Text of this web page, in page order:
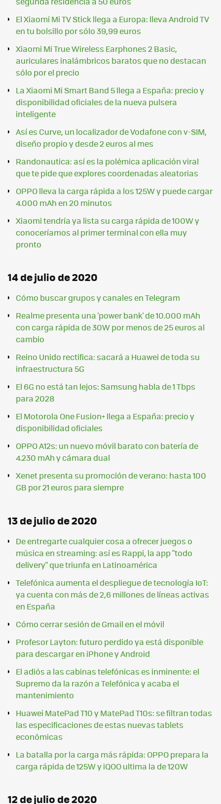
El Xiaomi Mi TV Stick llega a Europa: lleva Android TV
en tu bolsillo por sólo 39,99 euros
Xiaomi Mi True Wireless Earphones 2 Basic,
auriculares inalámbricos baratos que no destacan
sólo por el precio
La Xiaomi Mi Smart Band 5 llega a España: precio y
disponibilidad oficiales de la nueva pulsera
inteligente
Así es Curve, un localizador de Vodafone con v-SIM,
diseño propio y desde 2 euros al mes
Randonautica: así es la polémica aplicación viral
que te pide que explores coordenadas aleatorias
OPPO lleva la carga rápida a los 125W y puede cargar
4.000 mAh en 20 minutos
Xiaomi tendría ya lista su carga rápida de 100W y
conoceríamos al primer terminal con ella muy
pronto
14 de julio de 2020
Cómo buscar grupos y canales en Telegram
Realme presenta una 'power bank' de 10.000 mAh
con carga rápida de 30W por menos de 25 euros al
cambio
Reino Unido rectifica: sacará a Huawei de toda su
infraestructura 5G
El 6G no está tan lejos: Samsung habla de 1 Tbps
para 2028
El Motorola One Fusion+ llega a España: precio y
disponibilidad oficiales
OPPO A12s: un nuevo móvil barato con batería de
4.230 mAh y cámara dual
Xenet presenta su promoción de verano: hasta 100
GB por 21 euros para siempre
13 de julio de 2020
De entregarte cualquier cosa a ofrecer juegos o
música en streaming: así es Rappi, la app "todo
delivery" que triunfa en Latinoamérica
Telefónica aumenta el despliegue de tecnología IoT:
ya cuenta con más de 2,6 millones de líneas activas
en España
Cómo cerrar sesión de Gmail en el móvil
Profesor Layton: futuro perdido ya está disponible
para descargar en iPhone y Android
El adiós a las cabinas telefónicas es inminente: el
Supremo da la razón a Telefónica y acaba el
mantenimiento
Huawei MatePad T10 y MatePad T10s: se filtran todas
las especificaciones de estas nuevas tablets
económicas
La batalla por la carga más rápida: OPPO prepara la
carga rápida de 125W y iQOO ultima la de 120W
12 de julio de 2020